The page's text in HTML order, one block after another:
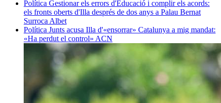
Política Gestionar els errors d'Educació i complir els acords:
els fronts oberts d'Illa després de dos anys a Palau Bernat
Surroca Albet
Política Junts acusa Illa d'«ensorrar» Catalunya a mig mandat:
«Ha perdut el control» ACN